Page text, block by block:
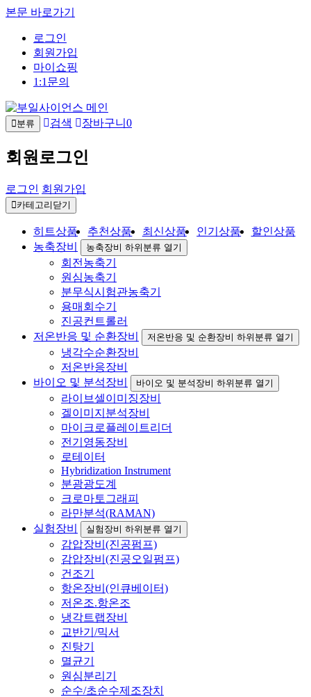
본문 바로가기
로그인
회원가입
마이쇼핑
1:1문의
분류 검색 장바구니 0
회원로그인
로그인 회원가입
카테고리닫기
히트상품 추천상품 최신상품 인기상품
할인상품
농축장비
농축장비 하위분류 열기
회전농축기
원심농축기
분무식시험관농축기
용매회수기
진공컨트롤러
저온반응 및 순환장비
저온반응 및 순환장비 하위분류 열기
냉각수순환장비
저온반응장비
바이오 및 분석장비
바이오 및 분석장비 하위분류 열기
라이브셀이미징장비
겔이미지분석장비
마이크로플레이트리더
전기영동장비
로테이터
Hybridization Instrument
분광광도계
크로마토그래피
라만분석(RAMAN)
실험장비
실험장비 하위분류 열기
감압장비(진공펌프)
감압장비(진공오일펌프)
건조기
항온장비(인큐베이터)
저온조.항온조
냉각트랩장비
교반기/믹서
진탕기
멸균기
원심분리기
순수/초순수제조장치